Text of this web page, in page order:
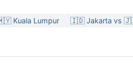
Kuala Lumpur
🇮🇩 Jakarta vs